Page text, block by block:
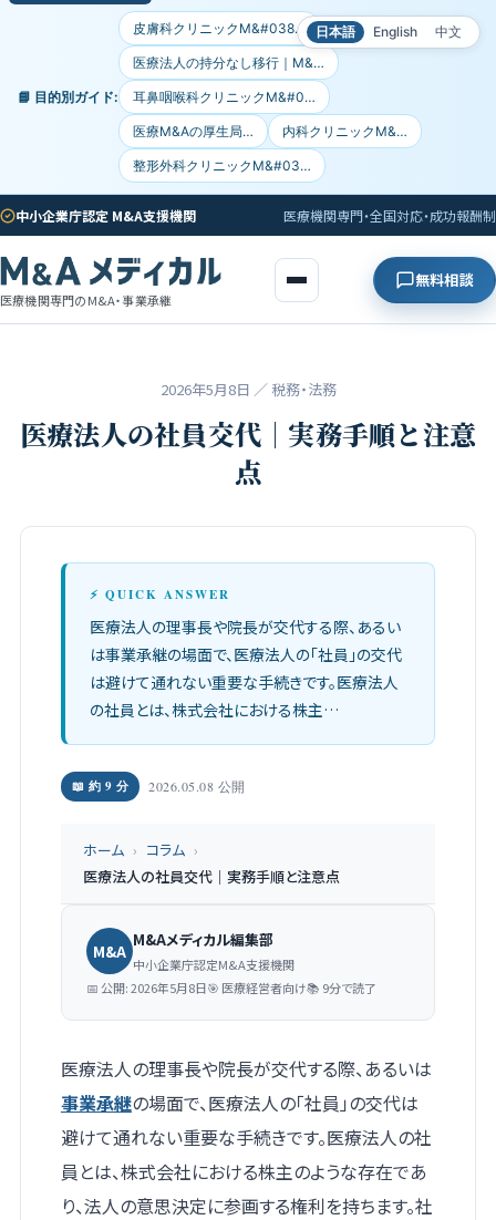
日本語 English 中文
📘 目的別ガイド:
皮膚科クリニックM&#038…
医療法人の持分なし移行｜M&…
耳鼻咽喉科クリニックM&#0…
医療M&Aの厚生局… 内科クリニックM&…
整形外科クリニックM&#03…
中小企業庁認定 M&A支援機関 医療機関専門・全国対応・成功報酬制
医療機関専門のM&A・事業承継
無料相談
2026年5月8日 ／ 税務・法務
医療法人の社員交代｜実務手順と注意
点
⚡ QUICK ANSWER
医療法人の理事長や院長が交代する際、あるい
は事業承継の場面で、医療法人の「社員」の交代
は避けて通れない重要な手続きです。医療法人
の社員とは、株式会社における株主…
📖 約 9 分 2026.05.08 公開
ホーム › コラム ›
医療法人の社員交代｜実務手順と注意点
M&A
M&Aメディカル編集部
中小企業庁認定M&A支援機関
📅 公開: 2026年5月8日🎯 医療経営者向け📚 9分で読了
医療法人の理事長や院長が交代する際、あるいは
事業承継の場面で、医療法人の「社員」の交代は
避けて通れない重要な手続きです。医療法人の社
員とは、株式会社における株主のような存在であ
り、法人の意思決定に参画する権利を持ちます。社